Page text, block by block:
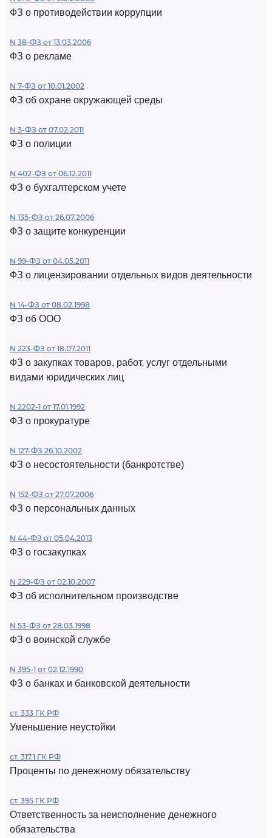
ФЗ о противодействии коррупции
N 38-ФЗ от 13.03.2006
ФЗ о рекламе
N 7-ФЗ от 10.01.2002
ФЗ об охране окружающей среды
N 3-ФЗ от 07.02.2011
ФЗ о полиции
N 402-ФЗ от 06.12.2011
ФЗ о бухгалтерском учете
N 135-ФЗ от 26.07.2006
ФЗ о защите конкуренции
N 99-ФЗ от 04.05.2011
ФЗ о лицензировании отдельных видов деятельности
N 14-ФЗ от 08.02.1998
ФЗ об ООО
N 223-ФЗ от 18.07.2011
ФЗ о закупках товаров, работ, услуг отдельными
видами юридических лиц
N 2202-1 от 17.01.1992
ФЗ о прокуратуре
N 127-ФЗ 26.10.2002
ФЗ о несостоятельности (банкротстве)
N 152-ФЗ от 27.07.2006
ФЗ о персональных данных
N 44-ФЗ от 05.04.2013
ФЗ о госзакупках
N 229-ФЗ от 02.10.2007
ФЗ об исполнительном производстве
N 53-ФЗ от 28.03.1998
ФЗ о воинской службе
N 395-1 от 02.12.1990
ФЗ о банках и банковской деятельности
ст. 333 ГК РФ
Уменьшение неустойки
ст. 317.1 ГК РФ
Проценты по денежному обязательству
ст. 395 ГК РФ
Ответственность за неисполнение денежного
обязательства